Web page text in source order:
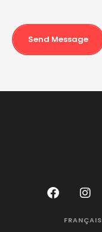
Send Message
FRANÇAIS